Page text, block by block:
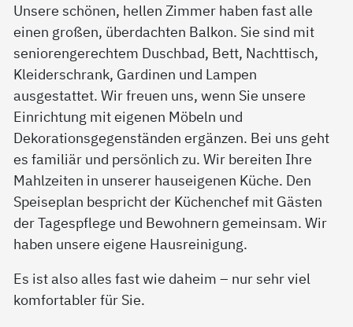
Unsere schönen, hellen Zimmer haben fast alle
einen großen, überdachten Balkon. Sie sind mit
seniorengerechtem Duschbad, Bett, Nachttisch,
Kleiderschrank, Gardinen und Lampen
ausgestattet. Wir freuen uns, wenn Sie unsere
Einrichtung mit eigenen Möbeln und
Dekorationsgegenständen ergänzen. Bei uns geht
es familiär und persönlich zu. Wir bereiten Ihre
Mahlzeiten in unserer hauseigenen Küche. Den
Speiseplan bespricht der Küchenchef mit Gästen
der Tagespflege und Bewohnern gemeinsam. Wir
haben unsere eigene Hausreinigung.
Es ist also alles fast wie daheim – nur sehr viel
komfortabler für Sie.